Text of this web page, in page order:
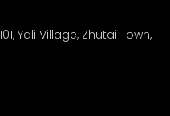
Yali Village, Zhutai Town,